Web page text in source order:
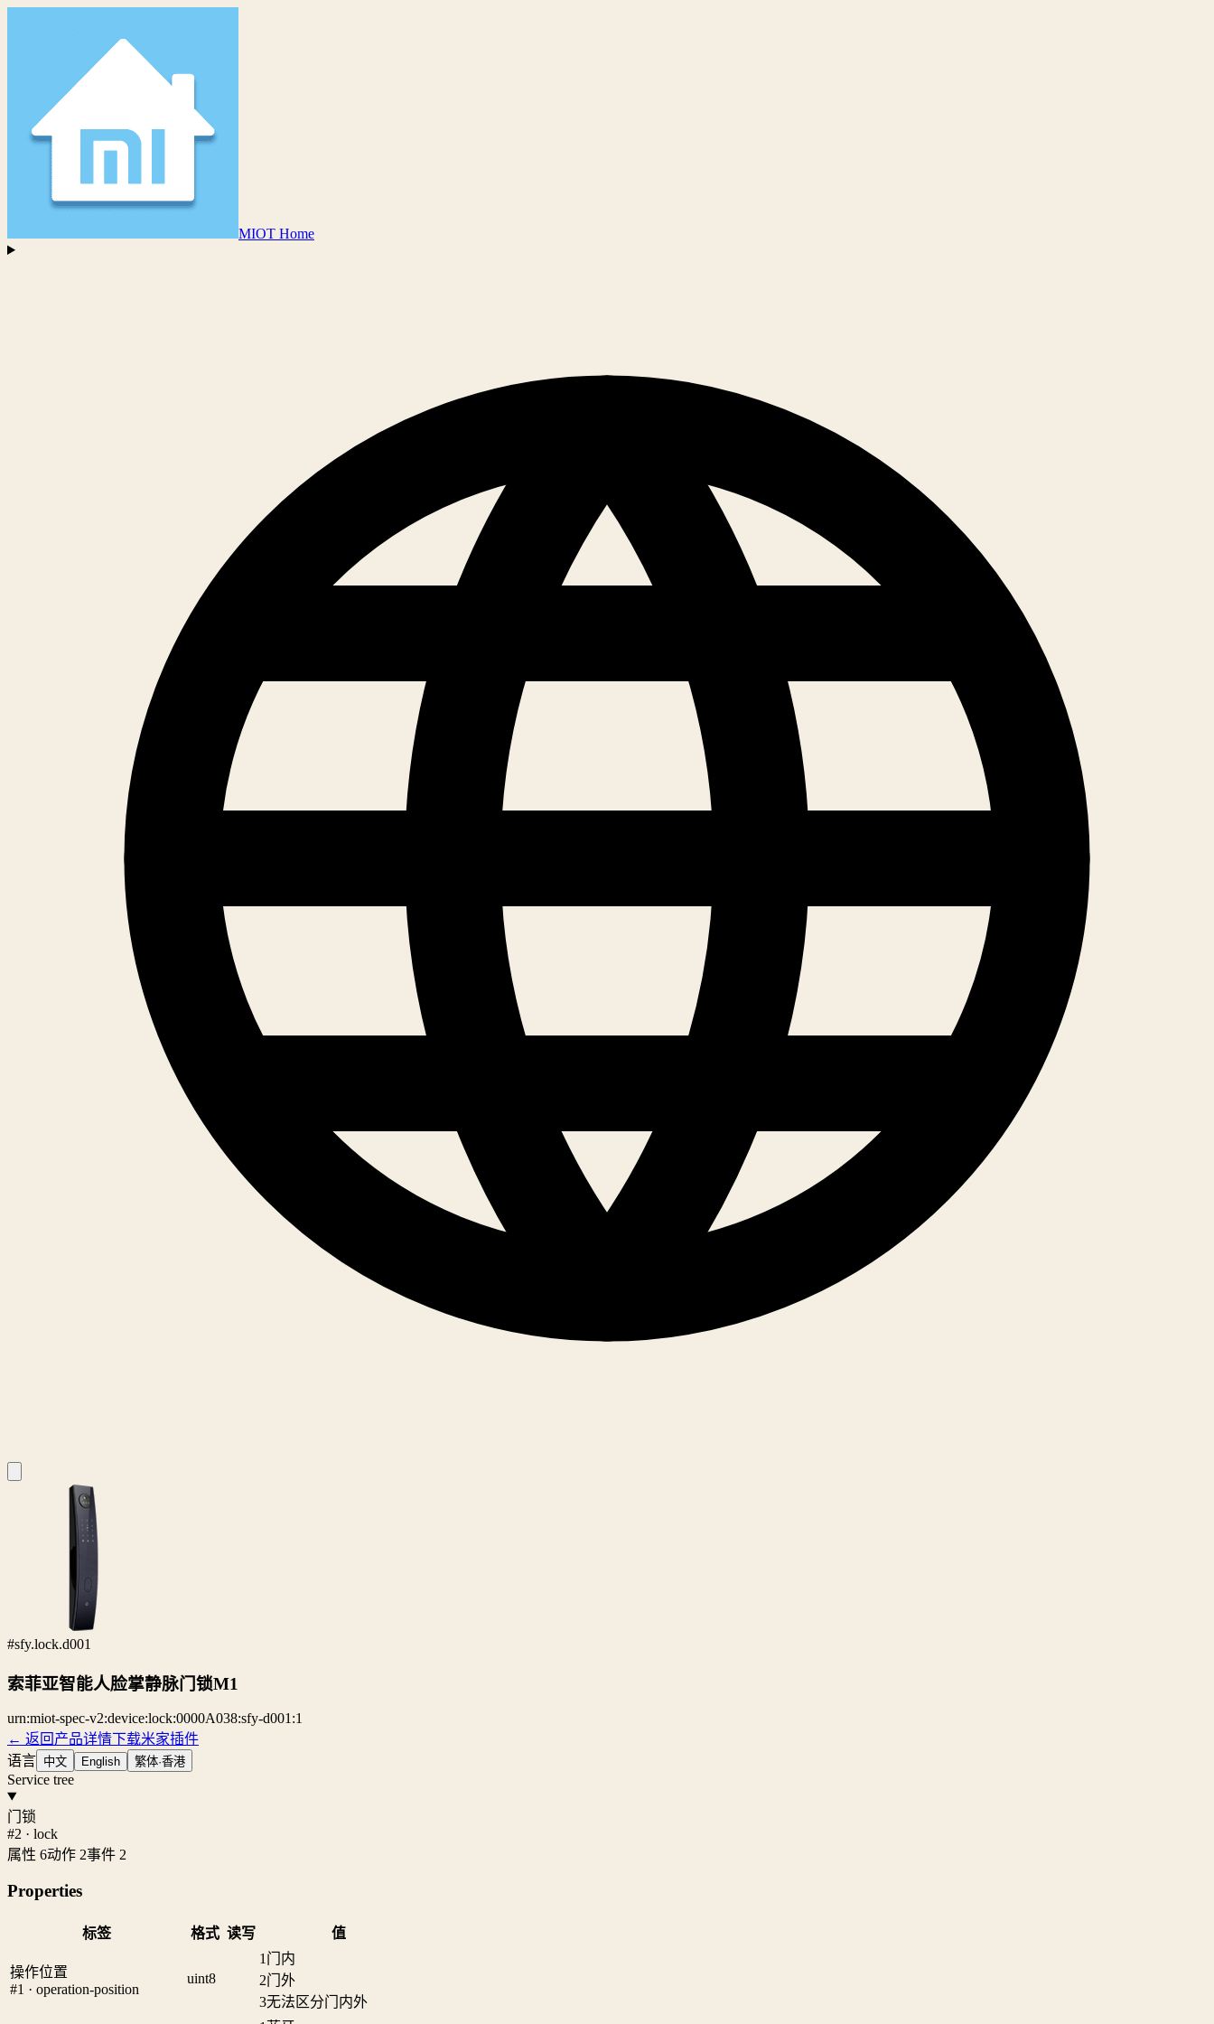
MIOT Home
#sfy.lock.d001
索菲亚智能人脸掌静脉门锁M1
urn:miot-spec-v2:device:lock:0000A038:sfy-d001:1
← 返回产品详情下载米家插件
语言 中文 English 繁体·香港
Service tree
门锁
#2 · lock
属性 6动作 2事件 2
Properties
标签 格式 读写 值
操作位置
#1 · operation-position
uint8
1 门内
2门外
3无法区分门内外